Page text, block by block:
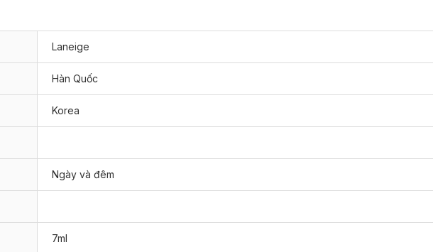
Laneige
Hàn Quốc
Korea
Ngày và đêm
7ml